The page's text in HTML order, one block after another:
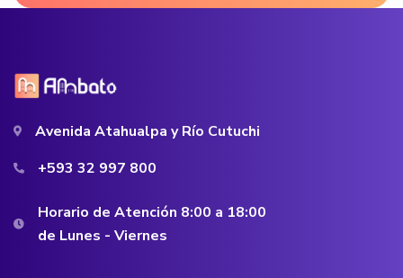
Avenida Atahualpa y Río Cutuchi
+593 32 997 800
Horario de Atención 8:00 a 18:00
de Lunes - Viernes